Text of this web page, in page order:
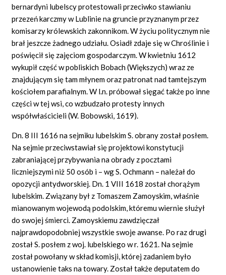
bernardyni lubelscy protestowali przeciwko stawianiu
przezeń karczmy w Lublinie na gruncie przyznanym przez
komisarzy królewskich zakonnikom. W życiu politycznym nie
brał jeszcze żadnego udziału. Osiadł zdaje się w Chroślinie i
poświęcił się zajęciom gospodarczym. W kwietniu 1612
wykupił część w pobliskich Bobach (Większych) wraz ze
znajdującym się tam młynem oraz patronat nad tamtejszym
kościołem parafialnym. W l.n. próbował sięgać także po inne
części w tej wsi, co wzbudzało protesty innych
współwłaścicieli (W. Bobowski, 1619).
Dn. 8 III 1616 na sejmiku lubelskim S. obrany został posłem.
Na sejmie przeciwstawiał się projektowi konstytucji
zabraniającej przybywania na obrady z pocztami
liczniejszymi niż 50 osób i – wg S. Ochmann – należał do
opozycji antydworskiej. Dn. 1 VIII 1618 został chorążym
lubelskim. Związany był z Tomaszem Zamoyskim, właśnie
mianowanym wojewodą podolskim, któremu wiernie służył
do swojej śmierci. Zamoyskiemu zawdzięczał
najprawdopodobniej wszystkie swoje awanse. Po raz drugi
został S. posłem z woj. lubelskiego w r. 1621. Na sejmie
został powołany w skład komisji, której zadaniem było
ustanowienie taks na towary. Został także deputatem do